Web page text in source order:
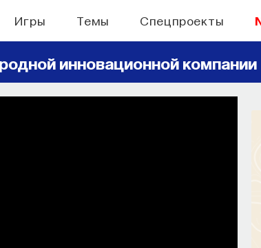
Игры Темы Спецпроекты
инновационной компании